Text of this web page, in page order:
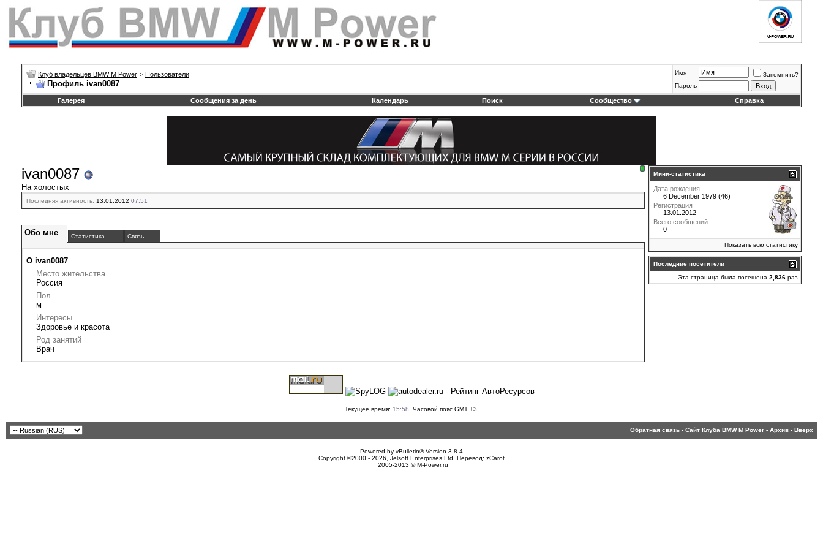
Клуб владельцев BMW M Power > Пользователи
Профиль ivan0087
Имя
Запомнить?
Пароль
Галерея Сообщения за день Календарь Поиск Сообщество Справка
ivan0087
На холостых
Последняя активность: 13.01.2012 07:51
Обо мне Статистика Связь
О ivan0087
Место жительства
Россия
Пол
м
Интересы
Здоровье и красота
Род занятий
Врач
Мини-статистика
Дата рождения
6 December 1979 (46)
Регистрация
13.01.2012
Всего сообщений
0
Показать всю статистику
Последние посетители
Эта страница была посещена 2,836 раз
Текущее время: 15:58 . Часовой пояс GMT +3.
Обратная связь - Сайт Клуба BMW M Power - Архив - Вверх
Powered by vBulletin® Version 3.8.4
Copyright ©2000 - 2026, Jelsoft Enterprises Ltd. Перевод: zCarot
2005-2013 © M-Power.ru